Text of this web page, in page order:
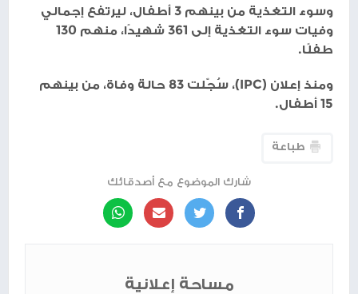
وسوء التغذية من بينهم 3 أطفال، ليرتفع إجمالي
وفيات سوء التغذية إلى 361 شهيدًا، منهم 130
طفلًا.
ومنذ إعلان (IPC)، سُجّلت 83 حالة وفاة، من بينهم
15 أطفال.
طباعة
شارك الموضوع مع أصدقائك
مساحة إعلانية